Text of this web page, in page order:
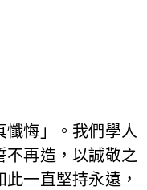
懺悔」。我們學人
不再造，以誠敬之
一直堅持永遠，